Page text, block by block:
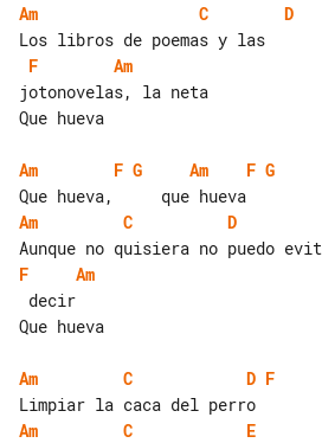
Am
C
D
F
Am
jotonovelas, la neta
Que hueva
Am F G Am F G
Am
C
D
F
Am
Que hueva
Am C D F
Am
C
E